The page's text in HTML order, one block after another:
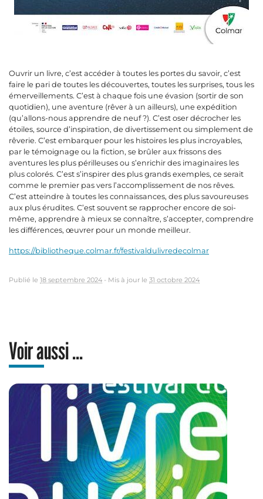
Ouvrir un livre, c’est accéder à toutes les portes du savoir, c’est
faire le pari de toutes les découvertes, toutes les surprises, tous les
émerveillements. C’est à chaque fois une évasion (sortir de son
quotidien), une aventure (rêver à un ailleurs), une expédition
(qu’allons-nous apprendre de neuf ?). C’est oser décrocher les
étoiles, source d’inspiration, de divertissement ou simplement de
rêverie. C’est embarquer pour les histoires les plus incroyables,
par le témoignage ou la fiction, se brûler aux frissons des
aventures les plus périlleuses ou s’enrichir des imaginaires les
plus colorés. C’est s’inspirer des plus grands exemples, ce serait
comme le premier pas vers l’accomplissement de nos rêves.
C’est atteindre à toutes les connaissances, des plus savoureuses
aux plus érudites. C’est souvent se rapprocher encore de soi-
même, apprendre à mieux se connaître, s’accepter, comprendre
les différences, œuvrer pour un monde meilleur.
https://bibliotheque.colmar.fr/festivaldulivredecolmar
Publié le 18 septembre 2024 - Mis à jour le 31 octobre 2024
Voir aussi ...